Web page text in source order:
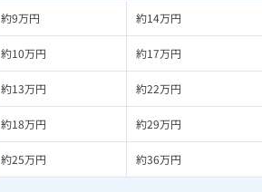
約9万円 約14万円
約10万円 約17万円
約13万円 約22万円
約18万円 約29万円
約25万円 約36万円